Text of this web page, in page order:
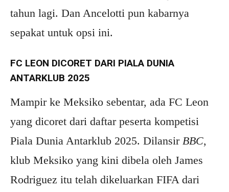
tahun lagi. Dan Ancelotti pun kabarnya
sepakat untuk opsi ini.
FC LEON DICORET DARI PIALA DUNIA
ANTARKLUB 2025
Mampir ke Meksiko sebentar, ada FC Leon
yang dicoret dari daftar peserta kompetisi
Piala Dunia Antarklub 2025. Dilansir BBC,
klub Meksiko yang kini dibela oleh James
Rodriguez itu telah dikeluarkan FIFA dari